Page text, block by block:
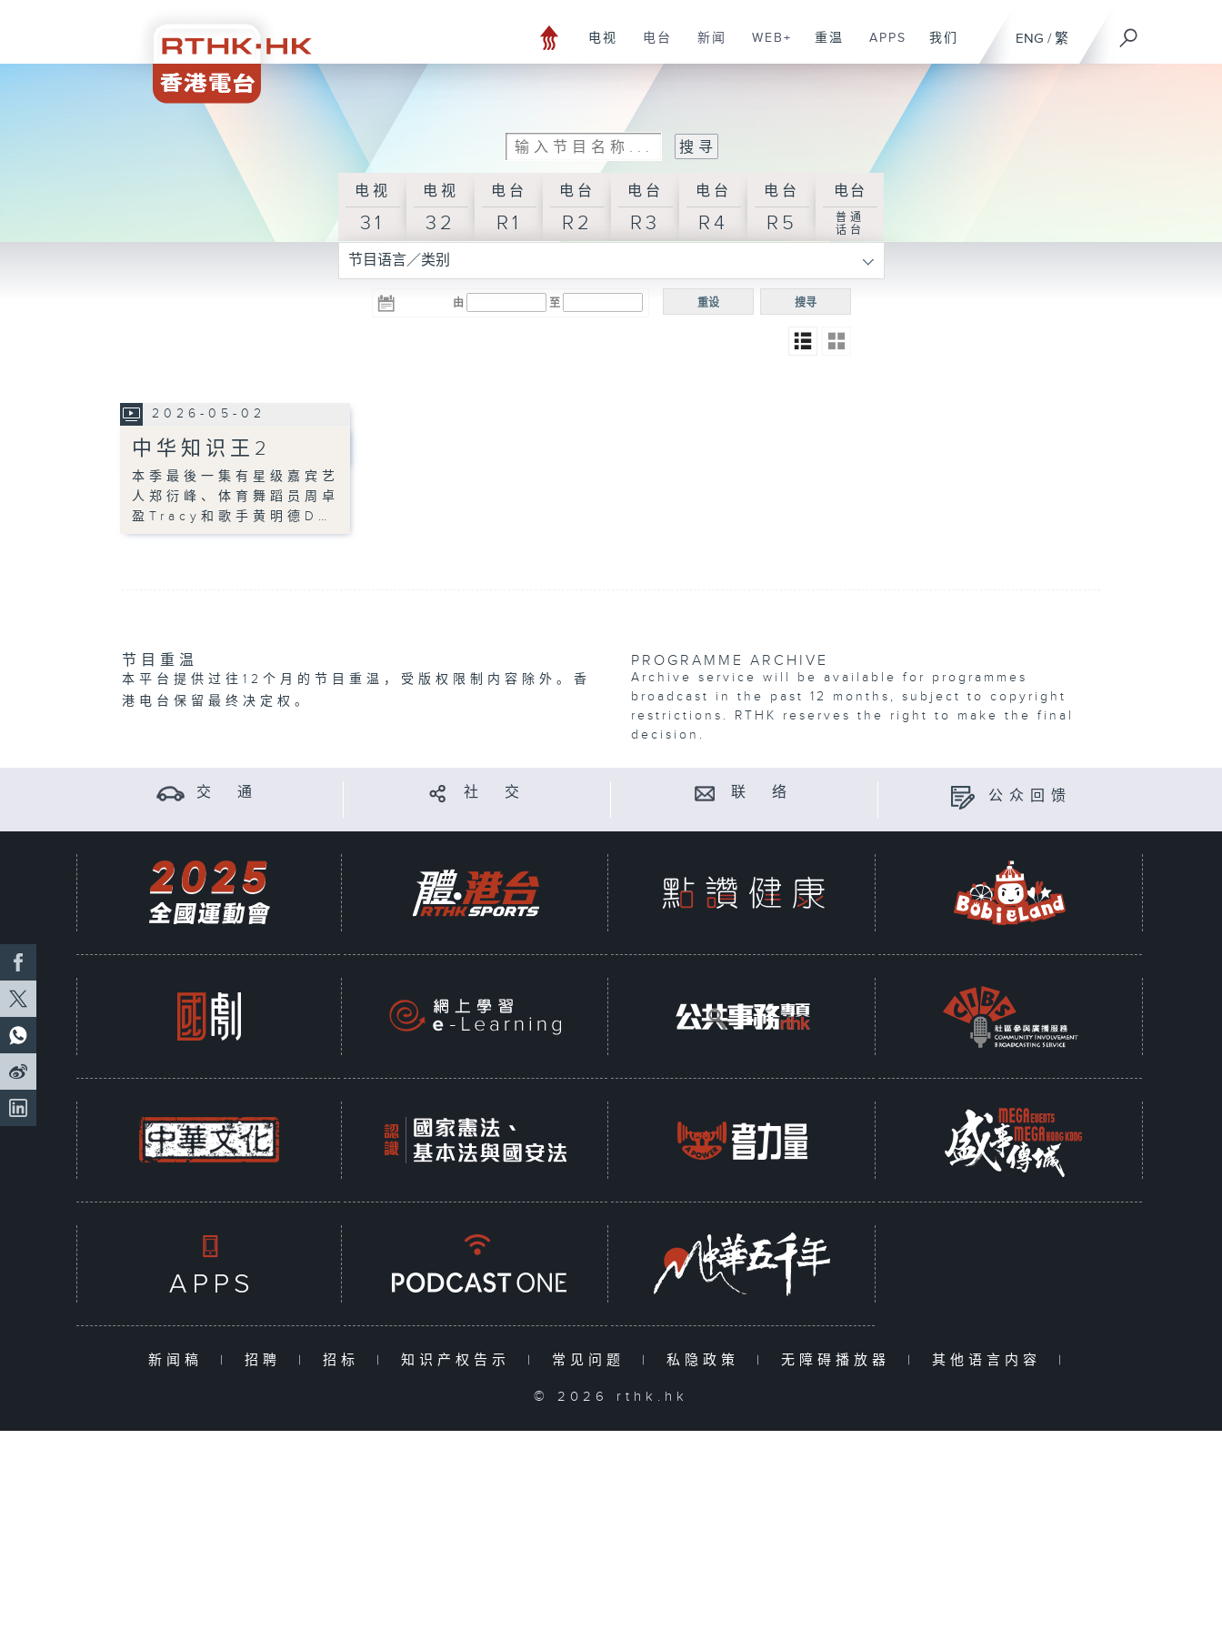
ENG / 繁
电视 电台 新闻 WEB+ 重温 APPS 我们
电视
31
电视
32
电台
R1
电台
R2
电台
R3
电台
R4
电台
R5
电台
普通
话台
节目语言／类别
由 至 搜寻
重设
2026-05-02
中华知识王2
本季最後一集有星级嘉宾艺
人郑衍峰、体育舞蹈员周卓
盈Tracy和歌手黄明德D…
节目重温
本平台提供过往12个月的节目重温，受版权限制内容除外。香
港电台保留最终决定权。
PROGRAMME ARCHIVE
Archive service will be available for programmes
broadcast in the past 12 months, subject to copyright
restrictions. RTHK reserves the right to make the final
decision.
交 通 社 交 联 络 公众回馈
新闻稿 | 招聘 | 招标 | 知识产权告示 | 常见问题 | 私隐政策 | 无障碍播放器 | 其他语言内容 |
© 2026 rthk.hk